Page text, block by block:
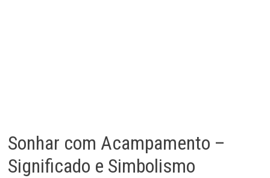
Sonhar com Acampamento –
Significado e Simbolismo